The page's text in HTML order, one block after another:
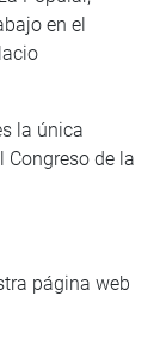
en el
la única
de la
página web